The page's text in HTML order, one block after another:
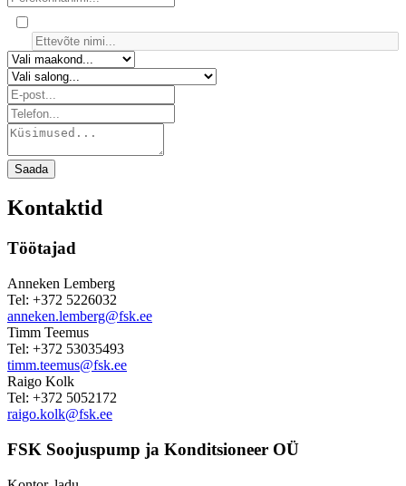
Saada
Kontaktid
Töötajad
Anneken Lemberg
Tel: +372 5226032
anneken.lemberg@fsk.ee
Timm Teemus
Tel: +372 53035493
timm.teemus@fsk.ee
Raigo Kolk
Tel: +372 5052172
raigo.kolk@fsk.ee
FSK Soojuspump ja Konditsioneer OÜ